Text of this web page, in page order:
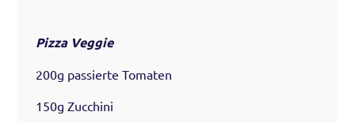
Pizza Veggie
200g passierte Tomaten
150g Zucchini